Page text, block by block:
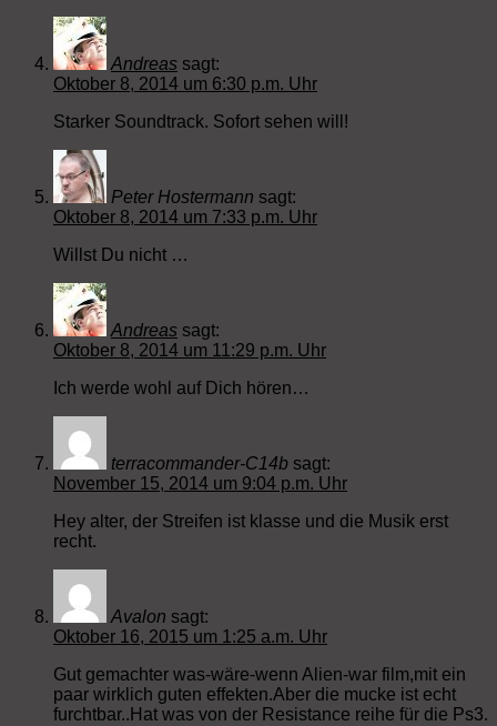
Andreas sagt:
Oktober 8, 2014 um 6:30 p.m. Uhr
Starker Soundtrack. Sofort sehen will!
Peter Hostermann sagt:
Oktober 8, 2014 um 7:33 p.m. Uhr
Willst Du nicht …
Andreas sagt:
Oktober 8, 2014 um 11:29 p.m. Uhr
Ich werde wohl auf Dich hören…
terracommander-C14b sagt:
November 15, 2014 um 9:04 p.m. Uhr
Hey alter, der Streifen ist klasse und die Musik erst
recht.
Avalon sagt:
Oktober 16, 2015 um 1:25 a.m. Uhr
Gut gemachter was-wäre-wenn Alien-war film,mit ein
paar wirklich guten effekten.Aber die mucke ist echt
furchtbar..Hat was von der Resistance reihe für die Ps3.